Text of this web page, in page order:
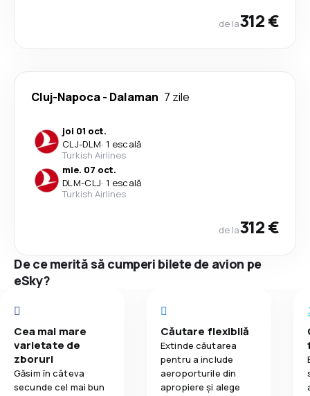
de la312 €
Cluj-Napoca- Dalaman 7 zile
joi 01 oct.
CLJ-DLM· 1 escală
Turkish Airlines
mie. 07 oct.
DLM-CLJ· 1 escală
Turkish Airlines
de la312 €
De ce merită să cumperi bilete de avion pe
eSky?
Cea mai mare
varietate de
zboruri
Găsim în câteva
secunde cel mai bun
Căutare flexibilă
Extinde căutarea
pentru a include
aeroporturile din
apropiere și alege